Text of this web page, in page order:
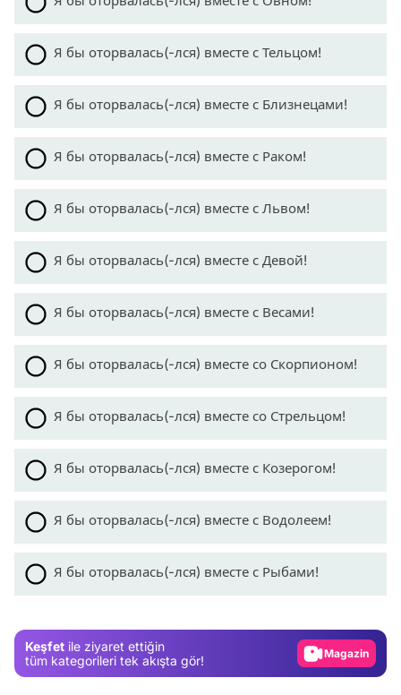
Я бы оторвалась(-лся) вместе с Тельцом!
Я бы оторвалась(-лся) вместе с Близнецами!
Я бы оторвалась(-лся) вместе с Раком!
Я бы оторвалась(-лся) вместе с Львом!
Я бы оторвалась(-лся) вместе с Девой!
Я бы оторвалась(-лся) вместе с Весами!
Я бы оторвалась(-лся) вместе со Скорпионом!
Я бы оторвалась(-лся) вместе со Стрельцом!
Я бы оторвалась(-лся) вместе с Козерогом!
Я бы оторвалась(-лся) вместе с Водолеем!
Я бы оторвалась(-лся) вместе с Рыбами!
Keşfet ile ziyaret ettiğin
tüm kategorileri tek akışta gör!
Gündem
Video